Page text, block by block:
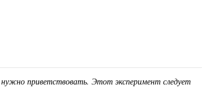
приветствовать. Этот эксперимент следует